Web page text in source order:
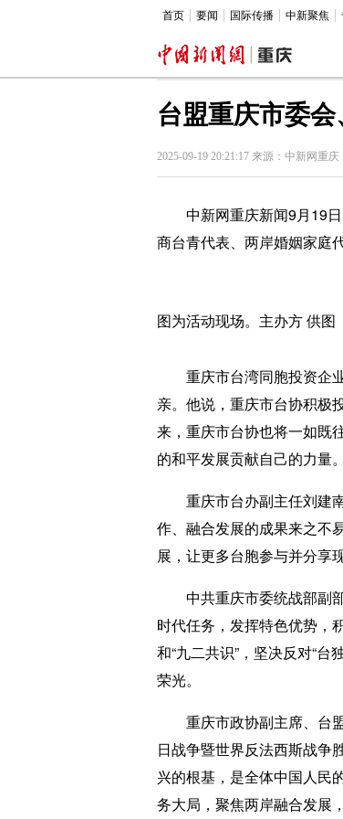
首页 要闻 国际传播 中新聚焦
台盟重庆市委
2025-09-19 20:21:17 来源：中新网重庆
中新网重庆新闻9月19日
商台青代表、两岸婚姻家庭
图为活动现场。主办方 供图
重庆市台湾同胞投资企业
亲。他说，重庆市台协积极
来，重庆市台协也将一如既
的和平发展贡献自己的力量。
重庆市台办副主任刘建南
作、融合发展的成果来之不
展，让更多台胞参与并分享
中共重庆市委统战部副部
时代任务，发挥特色优势，
和“九二共识”，坚决反对“
荣光。
重庆市政协副主席、台盟
日战争暨世界反法西斯战争
兴的根基，是全体中国人民
务大局，聚焦两岸融合发展